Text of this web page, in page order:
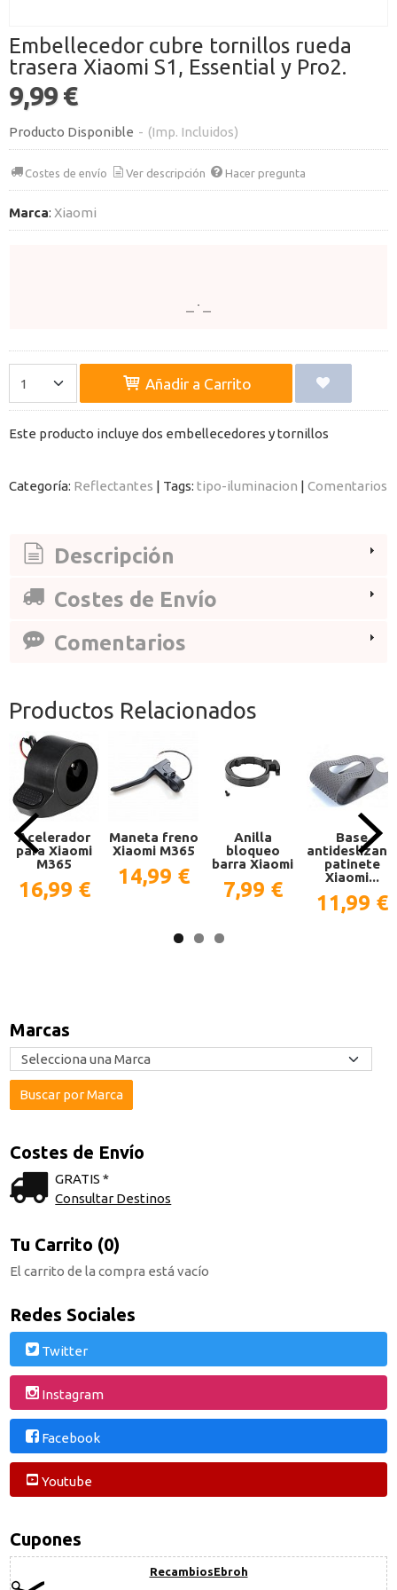
Marcas
Costes de Envío
GRATIS *
Consultar Destinos
Tu Carrito (0)
El carrito de la compra está vacío
Redes Sociales
Twitter
Instagram
Facebook
Youtube
Cupones
RecambiosEbroh
Embellecedor cubre tornillos rueda
trasera Xiaomi S1, Essential y Pro2.
9,99 €
Producto Disponible - (Imp. Incluidos)
Costes de envío Ver descripción Hacer pregunta
Marca: Xiaomi
Añadir a Carrito
Este producto incluye dos embellecedores y tornillos
Categoría: Reflectantes | Tags: tipo-iluminacion | Comentarios
Descripción
Costes de Envío
Comentarios
Productos Relacionados
Acelerador
para Xiaomi
M365
16,99 €
Maneta freno
Xiaomi M365
14,99 €
Anilla
bloqueo
barra Xiaomi
7,99 €
Base
patinete
Xiaomi...
11,99 €